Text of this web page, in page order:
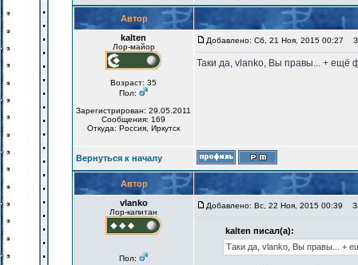
Автор
kalten
Лор-майор
Возраст: 35
Пол:
Зарегистрирован: 29.05.2011
Сообщения: 169
Откуда: Россия, Иркутск
Добавлено: Сб, 21 Ноя, 2015 00:27
Таки да, vlanko, Вы правы... + ещё
Вернуться к началу
Автор
vlanko
Лор-капитан
Пол:
Добавлено: Вс, 22 Ноя, 2015 00:39
kalten писал(а):
Таки да, vlanko, Вы правы... +